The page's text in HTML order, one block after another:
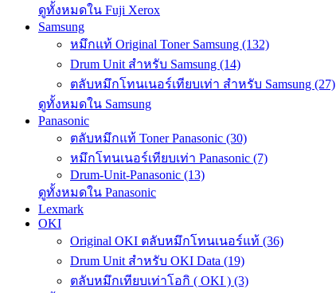
ดูทั้งหมดใน Fuji Xerox
Samsung
หมึกแท้ Original Toner Samsung (132)
Drum Unit สำหรับ Samsung (14)
ตลับหมึกโทนเนอร์เทียบเท่า สำหรับ Samsung (27)
ดูทั้งหมดใน Samsung
Panasonic
ตลับหมึกแท้ Toner Panasonic (30)
หมึกโทนเนอร์เทียบเท่า Panasonic (7)
Drum-Unit-Panasonic (13)
ดูทั้งหมดใน Panasonic
Lexmark
OKI
Original OKI ตลับหมึกโทนเนอร์แท้ (36)
Drum Unit สำหรับ OKI Data (19)
ตลับหมึกเทียบเท่าโอกิ ( OKI ) (3)